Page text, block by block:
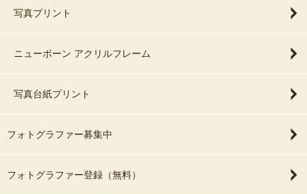
写真プリント
ニューボーン アクリルフレーム
写真台紙プリント
フォトグラファー募集中
フォトグラファー登録（無料）